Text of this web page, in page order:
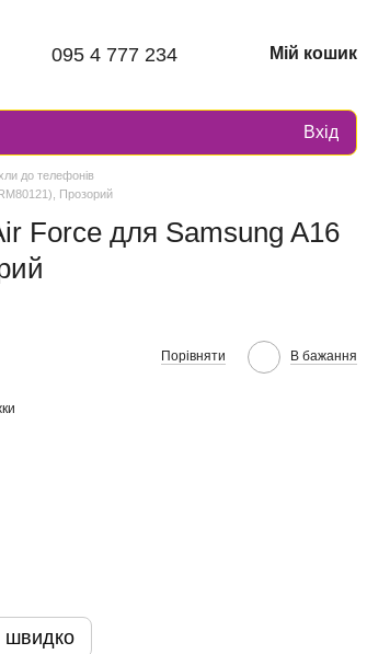
095 4 777 234 Мій кошик
Вхід
до телефонів
Прозорий
Force для Samsung A16
Порівняти В бажання
швидко